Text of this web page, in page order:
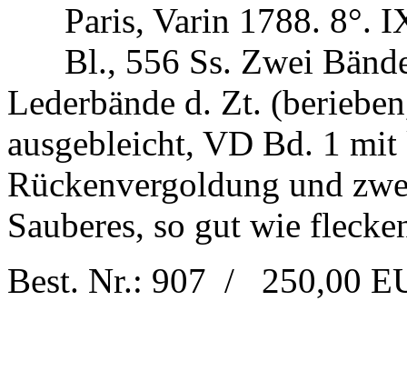
Paris, Varin 1788. 8°.
Bl., 556 Ss. Zwei
Lederbände d. Zt.
ausgebleicht, VD Bd. 1
Rückenvergoldung und
Sauberes, so gut wie
Best. Nr.: 907 / 250,00